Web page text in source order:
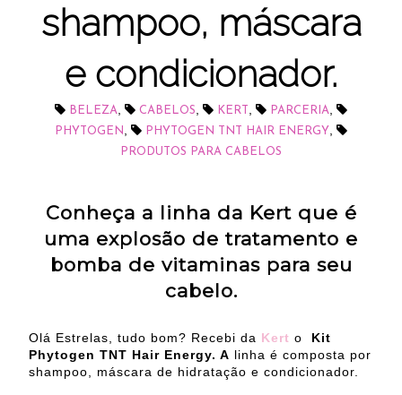
shampoo, máscara
e condicionador.
BELEZA, CABELOS, KERT , PARCERIA,
PHYTOGEN, PHYTOGEN TNT HAIR ENERGY,
PRODUTOS PARA CABELOS
Conheça a linha da Kert que é
uma explosão de tratamento e
bomba de vitaminas para seu
cabelo.
Olá Estrelas, tudo bom? Recebi da Kert o
Kit
Phytogen TNT Hair Energy. A linha é composta por
shampoo, máscara de hidratação e condicionador.